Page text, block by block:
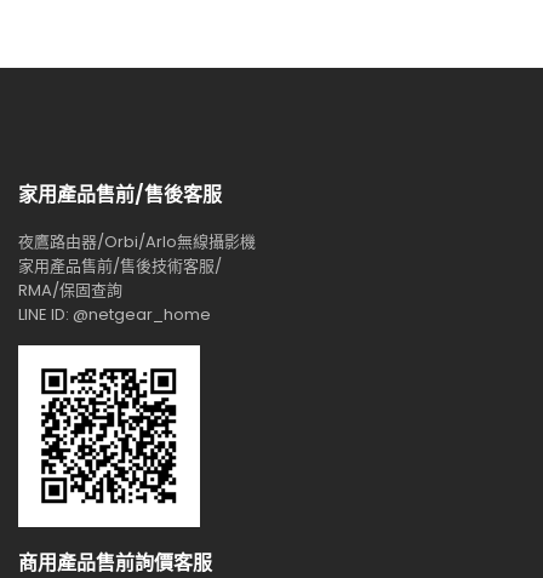
家用產品售前/售後客服
夜鷹路由器/Orbi/Arlo無線攝影機
家用產品售前/售後技術客服/
RMA/保固查詢
LINE ID: @netgear_home
商用產品售前詢價客服